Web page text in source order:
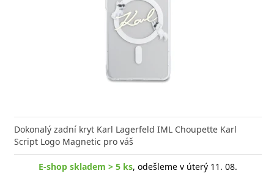
Dokonalý zadní kryt Karl Lagerfeld IML Choupette Karl
Script Logo Magnetic pro váš
E-shop skladem > 5 ks, odešleme v úterý 11. 08.